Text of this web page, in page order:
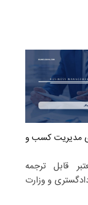
مدیریت کسب و
قابل ترجمه
و وزارت